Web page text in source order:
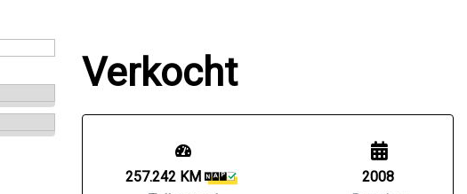
Verkocht
257.242 KM
2008